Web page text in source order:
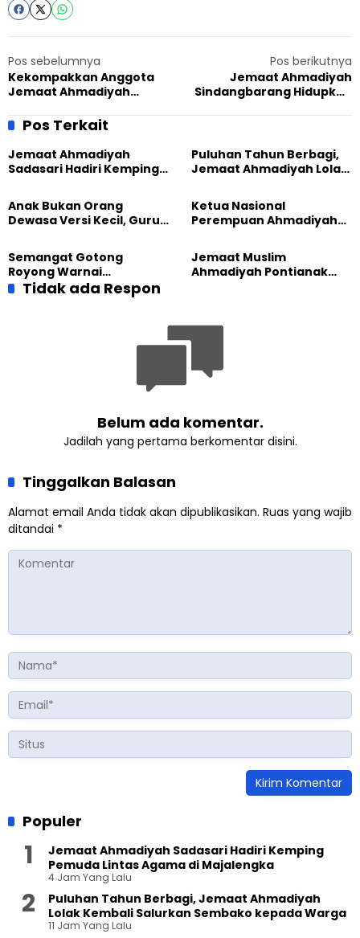
Pos sebelumnya
Kekompakkan Anggota
Jemaat Ahmadiyah
Bersih Lapangan Upacara
Pos berikutnya
Jemaat Ahmadiyah
Sindangbarang Hidupkan
lewat Lomba Agustusan
Pos Terkait
Jemaat Ahmadiyah
Sadasari Hadiri Kemping
Majalengka
Puluhan Tahun Berbagi,
Jemaat Ahmadiyah Lolak
Sembako kepada Warga
Anak Bukan Orang
Dewasa Versi Kecil, Guru
Pendidikan BERLIAN
Ketua Nasional
Perempuan Ahmadiyah
Besar Universitas
Terbuka
Semangat Gotong
Royong Warnai
Pembangunan Kembali
Jemaat Muslim
Ahmadiyah Pontianak
Tidak ada Respon
Belum ada komentar.
Jadilah yang pertama berkomentar disini.
Tinggalkan Balasan
Alamat email Anda tidak akan dipublikasikan. Ruas yang wajib
ditandai *
Populer
Jemaat Ahmadiyah Sadasari Hadiri Kemping
Pemuda Lintas Agama di Majalengka
4 Jam Yang Lalu
Puluhan Tahun Berbagi, Jemaat Ahmadiyah
Lolak Kembali Salurkan Sembako kepada Warga
11 Jam Yang Lalu